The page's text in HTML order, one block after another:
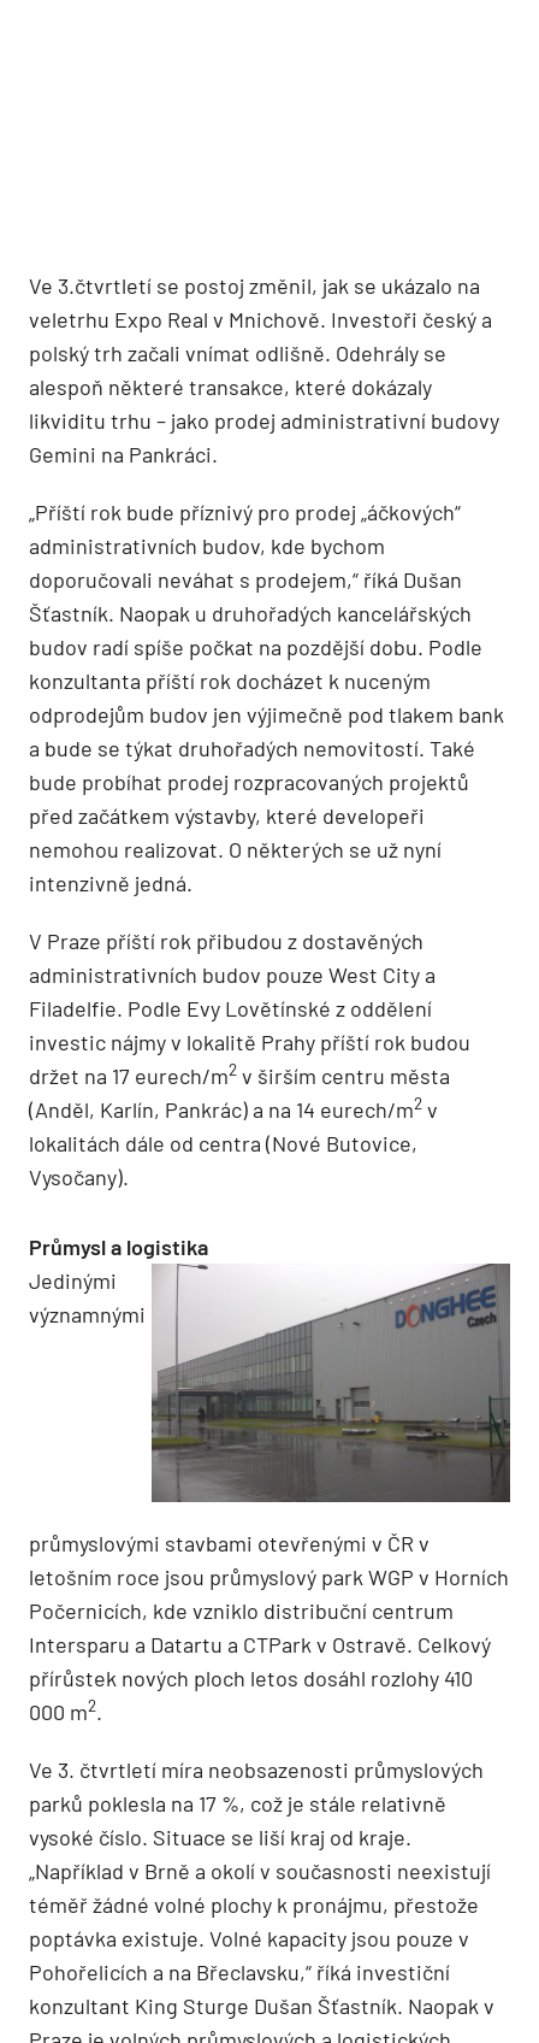
Ve 3.čtvrtletí se postoj změnil, jak se ukázalo na
veletrhu Expo Real v Mnichově. Investoři český a
polský trh začali vnímat odlišně. Odehrály se
alespoň některé transakce, které dokázaly
likviditu trhu – jako prodej administrativní budovy
Gemini na Pankráci.
„Příští rok bude příznivý pro prodej „áčkových“
administrativních budov, kde bychom
doporučovali neváhat s prodejem,“ říká Dušan
Šťastník. Naopak u druhořadých kancelářských
budov radí spíše počkat na pozdější dobu. Podle
konzultanta příští rok docházet k nuceným
odprodejům budov jen výjimečně pod tlakem bank
a bude se týkat druhořadých nemovitostí. Také
bude probíhat prodej rozpracovaných projektů
před začátkem výstavby, které developeři
nemohou realizovat. O některých se už nyní
intenzivně jedná.
V Praze příští rok přibudou z dostavěných
administrativních budov pouze West City a
Filadelfie. Podle Evy Lovětínské z oddělení
investic nájmy v lokalitě Prahy příští rok budou
držet na 17 eurech/m2 v širším centru města
(Anděl, Karlín, Pankrác) a na 14 eurech/m2 v
lokalitách dále od centra (Nové Butovice,
Vysočany).
Průmysl a logistika
Jedinými
významnými
průmyslovými stavbami otevřenými v ČR v
letošním roce jsou průmyslový park WGP v Horních
Počernicích, kde vzniklo distribuční centrum
Intersparu a Datartu a CTPark v Ostravě. Celkový
přírůstek nových ploch letos dosáhl rozlohy 410
000 m2.
Ve 3. čtvrtletí míra neobsazenosti průmyslových
parků poklesla na 17 %, což je stále relativně
vysoké číslo. Situace se liší kraj od kraje.
„Například v Brně a okolí v současnosti neexistují
téměř žádné volné plochy k pronájmu, přestože
poptávka existuje. Volné kapacity jsou pouze v
Pohořelicích a na Břeclavsku,“ říká investiční
konzultant King Sturge Dušan Šťastník. Naopak v